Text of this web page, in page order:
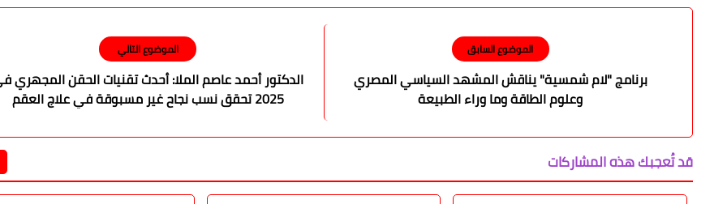
الموضوع التالي
الدكتور أحمد عاصم الملا: أحدث تقنيات الحقن المجهري
2025 تحقق نسب نجاح غير مسبوقة في علاج العقم
الموضوع السابق
برنامج "لام شمسية" يناقش المشهد السياسي المصري
وعلوم الطاقة وما وراء الطبيعة
قد تُعجبك هذه المشاركات